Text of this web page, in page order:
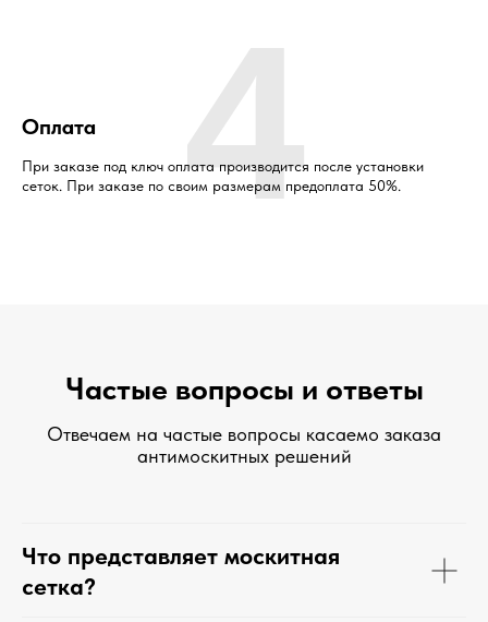
Оплата
При заказе под ключ оплата производится после установки
сеток. При заказе по своим размерам предоплата 50%.
4
Частые вопросы и ответы
Отвечаем на частые вопросы касаемо заказа
антимоскитных решений
Что представляет москитная
сетка?